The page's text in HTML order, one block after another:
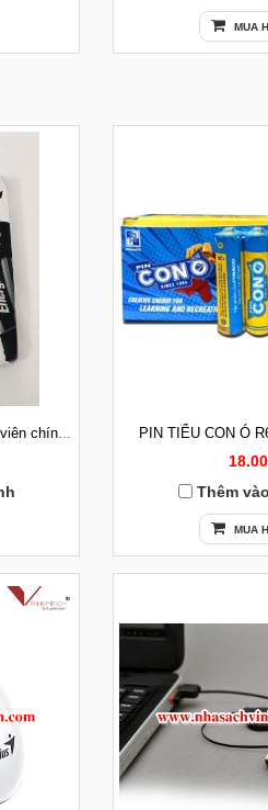
MUA
Pin tiểu AA Energizer 1.5V vỉ 2 viên chính hãng Malaysia PIN TIỂU CON Ó
Thêm
MUA